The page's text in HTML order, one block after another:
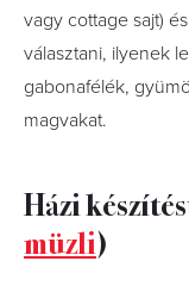
vagy cottage sajt)
választani, ilyenek
gabonafélék,
magvakat.
Házi
müzli)